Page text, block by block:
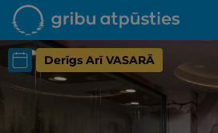
Derīgs Arī VASARĀ